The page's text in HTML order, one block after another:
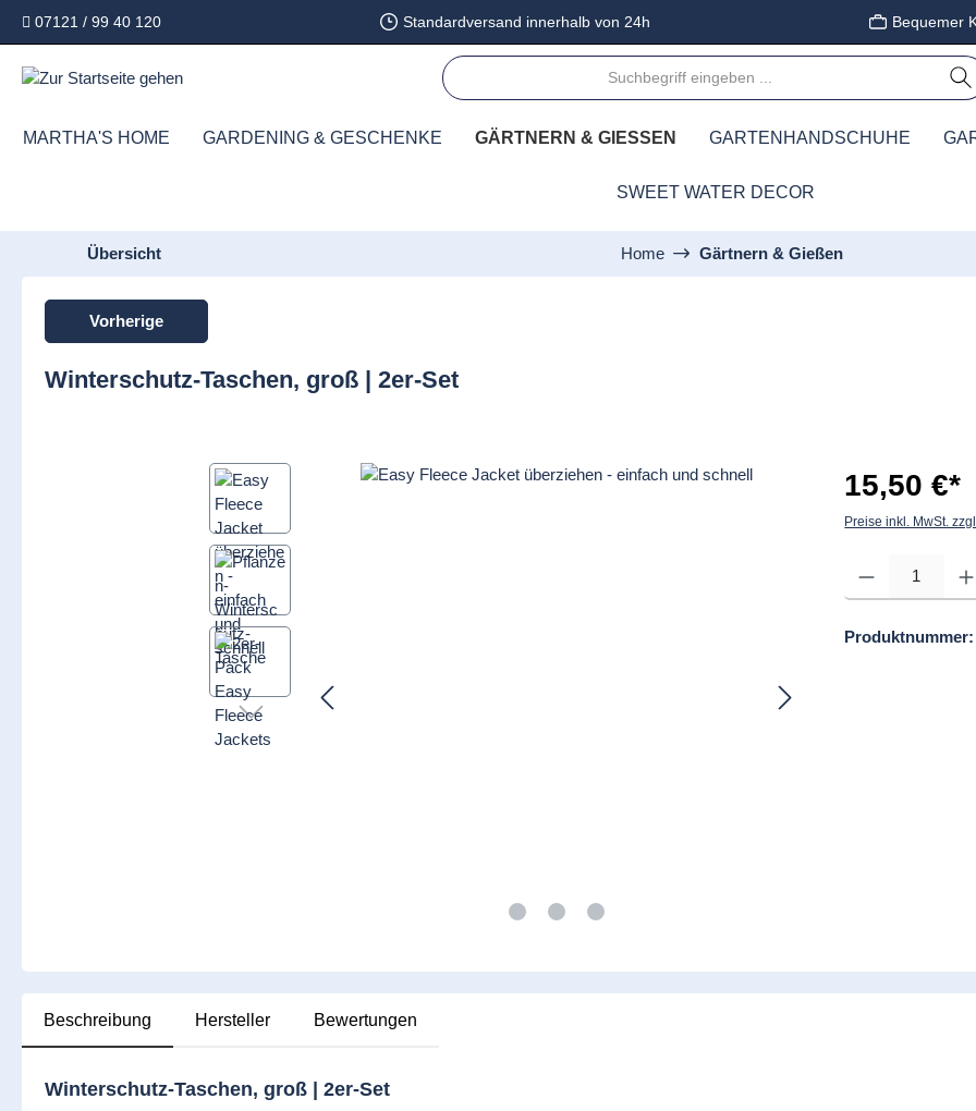
Zur Hauptnavigation springen
07121 / 99 40 120 Standardversand innerhalb von 24h Bequemer
MARTHA'S HOME GARDENING & GESCHENKE GÄRTNERN & GIESSEN GARTENHANDSCHUHE
SWEET WATER DECOR
Übersicht Home Gärtnern & Gießen
Vorherige
Winterschutz-Taschen, groß | 2er-Set
Bildergalerie überspringen 15,50 €*
Preise inkl. MwSt.
Beschreibung Hersteller Bewertungen
Winterschutz-Taschen, groß | 2er-Set